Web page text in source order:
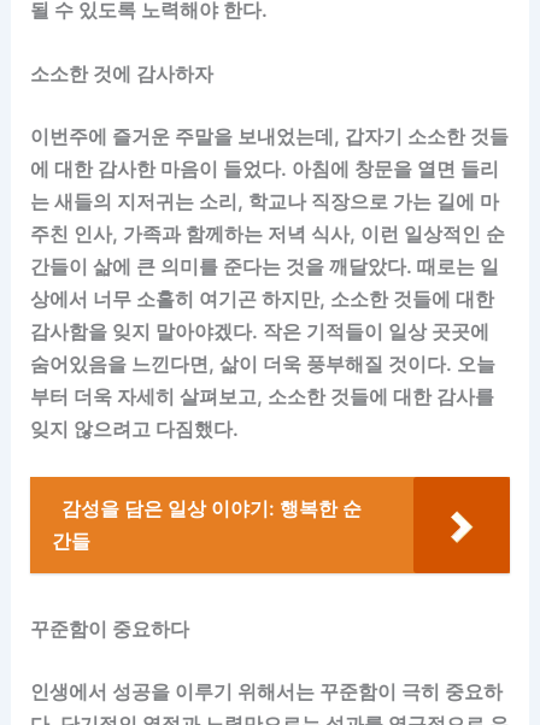
될 수 있도록 노력해야 한다.
소소한 것에 감사하자
이번주에 즐거운 주말을 보내었는데, 갑자기 소소한 것들
에 대한 감사한 마음이 들었다. 아침에 창문을 열면 들리
는 새들의 지저귀는 소리, 학교나 직장으로 가는 길에 마
주친 인사, 가족과 함께하는 저녁 식사, 이런 일상적인 순
간들이 삶에 큰 의미를 준다는 것을 깨달았다. 때로는 일
상에서 너무 소홀히 여기곤 하지만, 소소한 것들에 대한
감사함을 잊지 말아야겠다. 작은 기적들이 일상 곳곳에
숨어있음을 느낀다면, 삶이 더욱 풍부해질 것이다. 오늘
부터 더욱 자세히 살펴보고, 소소한 것들에 대한 감사를
잊지 않으려고 다짐했다.
감성을 담은 일상 이야기: 행복한 순
간들
꾸준함이 중요하다
인생에서 성공을 이루기 위해서는 꾸준함이 극히 중요하